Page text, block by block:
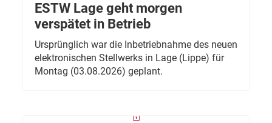
ESTW Lage geht morgen
verspätet in Betrieb
Ursprünglich war die Inbetriebnahme des neuen
elektronischen Stellwerks in Lage (Lippe) für
Montag (03.08.2026) geplant.